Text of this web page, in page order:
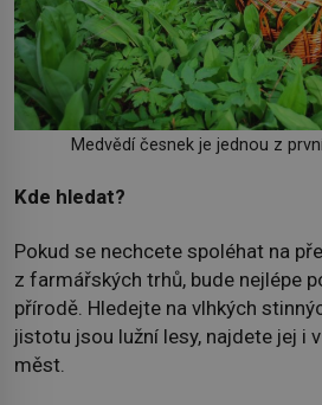
Medvědí česnek je jednou z
Kde hledat?
Pokud se nechcete spoléhat na
z farmářských trhů, bude nejlépe
přírodě. Hledejte na vlhkých
jistotu jsou lužní lesy, najdete jej i
měst.